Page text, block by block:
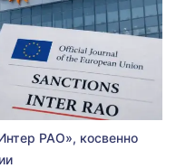
РАО», косвенно